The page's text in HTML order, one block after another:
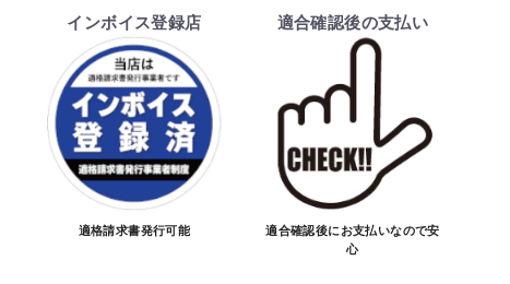
インボイス登録店
適格請求書発行可能
適合確認後の支払い
適合確認後にお支払いなので安
心